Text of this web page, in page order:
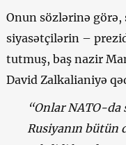
Onun sözlərinə
siyasətçilərin –
tutmuş, baş nazir
David Zalkalianiyə
“Onlar NATO-
Rusiyanın bütün